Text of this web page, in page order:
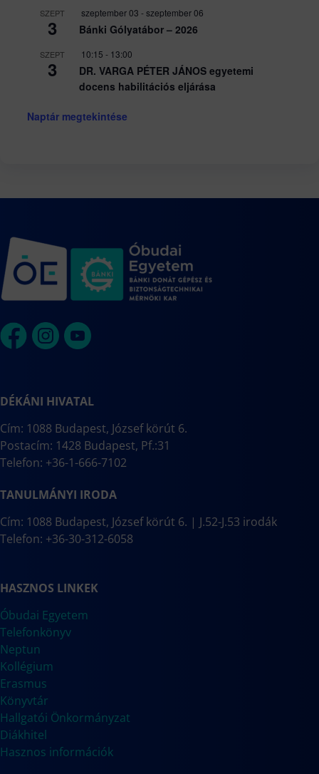
SZEPT
3
szeptember 03 -szeptember 06
Bánki Gólyatábor – 2026
SZEPT
3
10:15 - 13:00
DR. VARGA PÉTER JÁNOS egyetemi
docens habilitációs eljárása
Naptár megtekintése
DÉKÁNI HIVATAL
Cím: 1088 Budapest, József körút 6.
Postacím: 1428 Budapest, Pf.:31
Telefon: +36-1-666-7102
TANULMÁNYI IRODA
Cím: 1088 Budapest, József körút 6. | J.52-J.53 irodák
Telefon: +36-30-312-6058
HASZNOS LINKEK
Óbudai Egyetem
Telefonkönyv
Neptun
Kollégium
Erasmus
Könyvtár
Hallgatói Önkormányzat
Diákhitel
Hasznos információk